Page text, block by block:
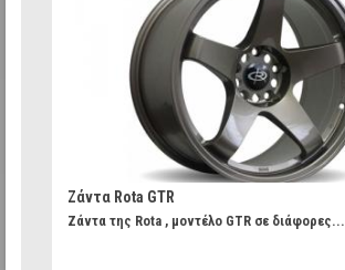
Ζάντα Rota GTR
Ζάντα της Rota , μοντέλο GTR σε διάφορες...